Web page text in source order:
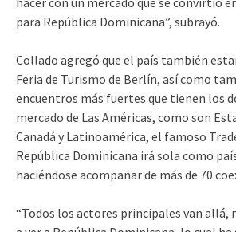
para República Dominicana”, subrayó.
Collado agregó que el país también
Feria de Turismo de Berlín, así como
encuentros más fuertes que tienen los
mercado de Las Américas, como son
Canadá y Latinoamérica, el famoso
República Dominicana irá sola como
haciéndose acompañar de más de 70
“Todos los actores principales van allá,